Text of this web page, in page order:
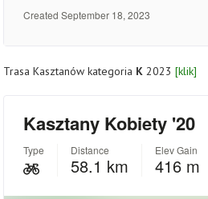
Trasa Kasztanów kategoria K2023 [klik]